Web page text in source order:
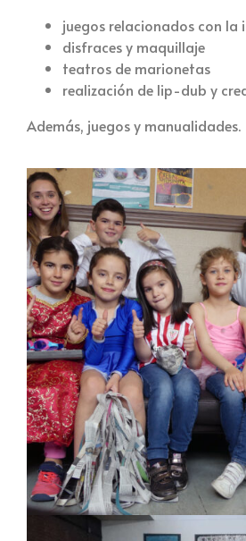
juegos relacionados con la
disfraces y maquillaje
teatros de marionetas
realización de lip-dub y
Además, juegos y manualidades.